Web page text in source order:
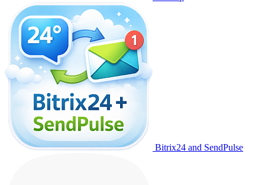
Bitrix24 and SendPulse